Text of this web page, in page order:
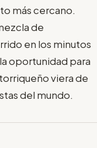
más cercano.
de
en los minutos
oportunidad para
viera de
del mundo.